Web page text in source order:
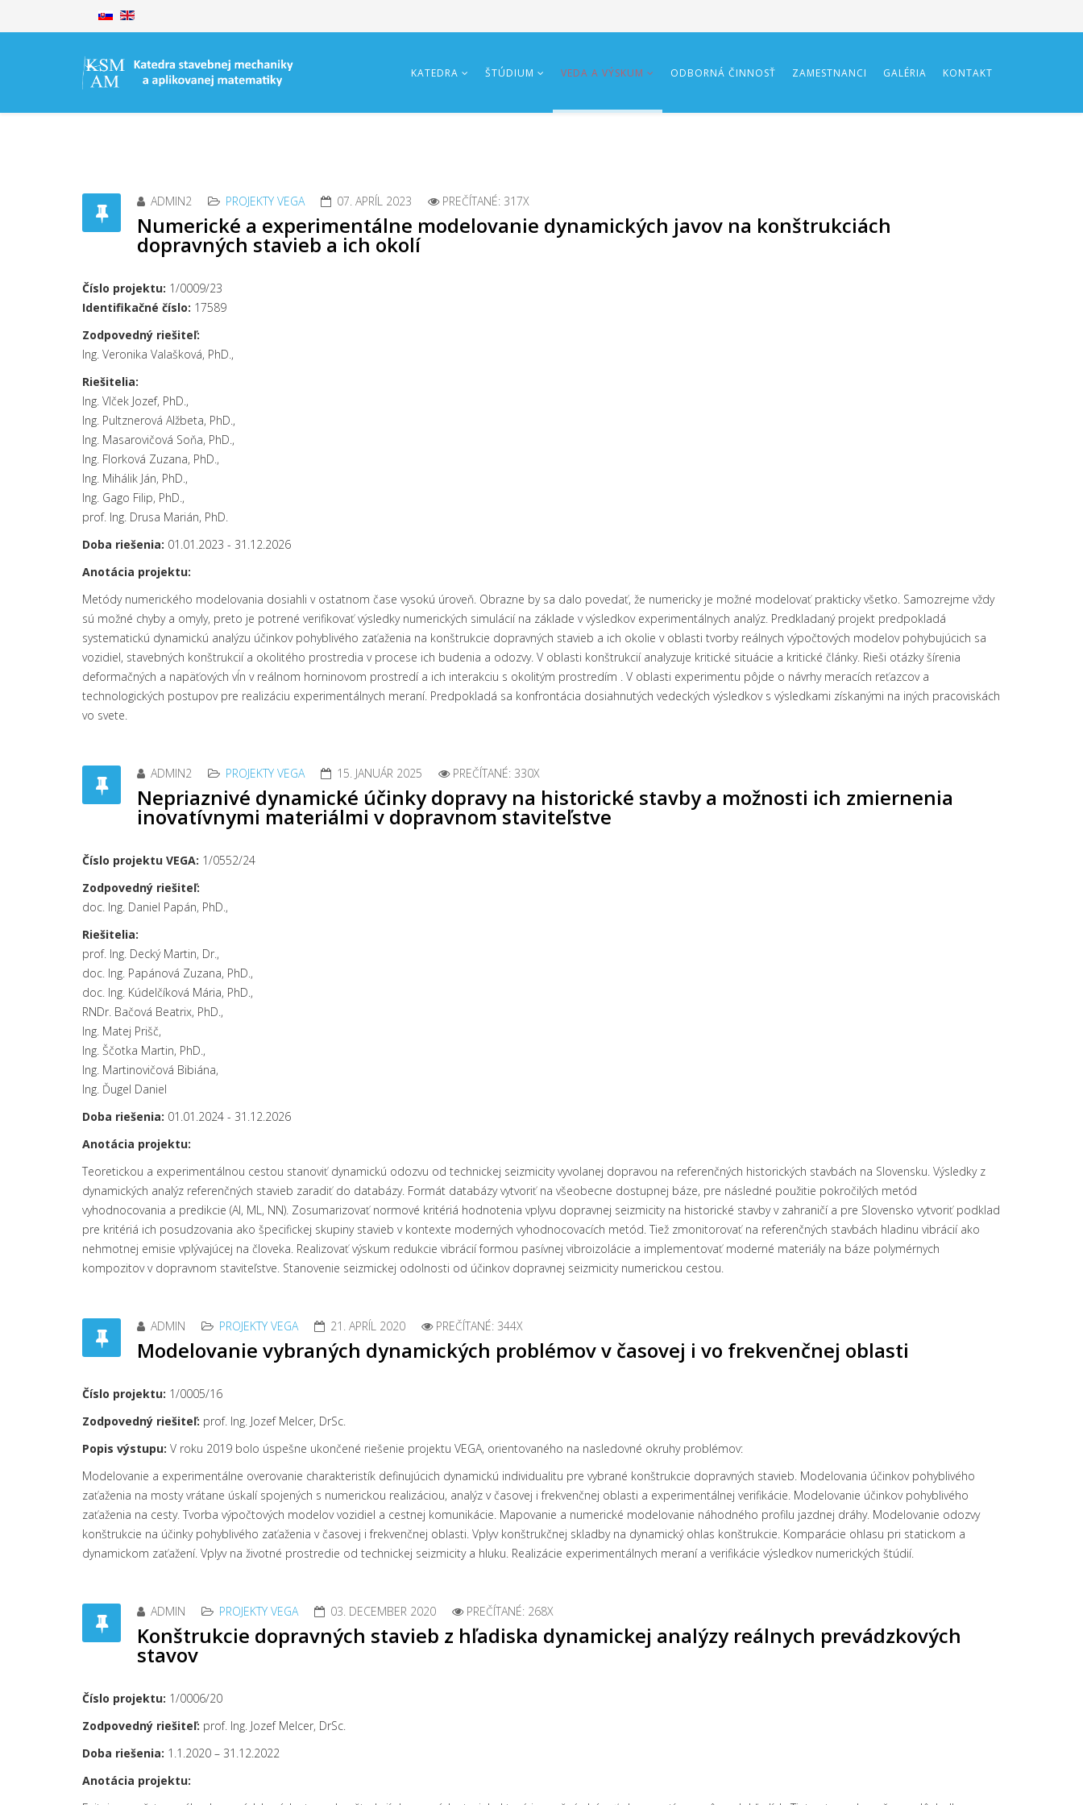
KATEDRA ŠTÚDIUM VEDA A VÝSKUM ODBORNÁ ČINNOSŤ ZAMESTNANCI GALÉRIA KONTAKT
ADMIN2 PROJEKTY VEGA 07. APRÍL 2023 PREČÍTANÉ: 317X
Numerické a experimentálne modelovanie dynamických javov na konštrukciách
dopravných stavieb a ich okolí
Číslo projektu: 1/0009/23
Identifikačné číslo: 17589
Zodpovedný riešiteľ:
Ing. Veronika Valašková, PhD.,
Riešitelia:
Ing. Vlček Jozef, PhD.,
Ing. Pultznerová Alžbeta, PhD.,
Ing. Masarovičová Soňa, PhD.,
Ing. Florková Zuzana, PhD.,
Ing. Mihálik Ján, PhD.,
Ing. Gago Filip, PhD.,
prof. Ing. Drusa Marián, PhD.
Doba riešenia: 01.01.2023 - 31.12.2026
Anotácia projektu:
Metódy numerického modelovania dosiahli v ostatnom čase vysokú úroveň. Obrazne by sa dalo povedať, že numericky je možné modelovať prakticky všetko. Samozrejme vždy
sú možné chyby a omyly, preto je potrené verifikovať výsledky numerických simulácií na základe v výsledkov experimentálnych analýz. Predkladaný projekt predpokladá
systematickú dynamickú analýzu účinkov pohyblivého zaťaženia na konštrukcie dopravných stavieb a ich okolie v oblasti tvorby reálnych výpočtových modelov pohybujúcich sa
vozidiel, stavebných konštrukcií a okolitého prostredia v procese ich budenia a odozvy. V oblasti konštrukcií analyzuje kritické situácie a kritické články. Rieši otázky šírenia
deformačných a napäťových vĺn v reálnom horninovom prostredí a ich interakciu s okolitým prostredím . V oblasti experimentu pôjde o návrhy meracích reťazcov a
technologických postupov pre realizáciu experimentálnych meraní. Predpokladá sa konfrontácia dosiahnutých vedeckých výsledkov s výsledkami získanými na iných pracoviskách
vo svete.
ADMIN2 PROJEKTY VEGA 15. JANUÁR 2025 PREČÍTANÉ: 330X
Nepriaznivé dynamické účinky dopravy na historické stavby a možnosti ich zmiernenia
inovatívnymi materiálmi v dopravnom staviteľstve
Číslo projektu VEGA: 1/0552/24
Zodpovedný riešiteľ:
doc. Ing. Daniel Papán, PhD.,
Riešitelia:
prof. Ing. Decký Martin, Dr.,
doc. Ing. Papánová Zuzana, PhD.,
doc. Ing. Kúdelčíková Mária, PhD.,
RNDr. Bačová Beatrix, PhD.,
Ing. Matej Prišč,
Ing. Ščotka Martin, PhD.,
Ing. Martinovičová Bibiána,
Ing. Ďugel Daniel
Doba riešenia: 01.01.2024 - 31.12.2026
Anotácia projektu:
Teoretickou a experimentálnou cestou stanoviť dynamickú odozvu od technickej seizmicity vyvolanej dopravou na referenčných historických stavbách na Slovensku. Výsledky z
dynamických analýz referenčných stavieb zaradiť do databázy. Formát databázy vytvoriť na všeobecne dostupnej báze, pre následné použitie pokročilých metód
vyhodnocovania a predikcie (AI, ML, NN). Zosumarizovať normové kritériá hodnotenia vplyvu dopravnej seizmicity na historické stavby v zahraničí a pre Slovensko vytvoriť podklad
pre kritériá ich posudzovania ako špecifickej skupiny stavieb v kontexte moderných vyhodnocovacích metód. Tiež zmonitorovať na referenčných stavbách hladinu vibrácií ako
nehmotnej emisie vplývajúcej na človeka. Realizovať výskum redukcie vibrácií formou pasívnej vibroizolácie a implementovať moderné materiály na báze polymérnych
kompozitov v dopravnom staviteľstve. Stanovenie seizmickej odolnosti od účinkov dopravnej seizmicity numerickou cestou.
ADMIN PROJEKTY VEGA 21. APRÍL 2020 PREČÍTANÉ: 344X
Modelovanie vybraných dynamických problémov v časovej i vo frekvenčnej oblasti
Číslo projektu: 1/0005/16
Zodpovedný riešiteľ: prof. Ing. Jozef Melcer, DrSc.
Popis výstupu: V roku 2019 bolo úspešne ukončené riešenie projektu VEGA, orientovaného na nasledovné okruhy problémov:
Modelovanie a experimentálne overovanie charakteristík definujúcich dynamickú individualitu pre vybrané konštrukcie dopravných stavieb. Modelovania účinkov pohyblivého
zaťaženia na mosty vrátane úskalí spojených s numerickou realizáciou, analýz v časovej i frekvenčnej oblasti a experimentálnej verifikácie. Modelovanie účinkov pohyblivého
zaťaženia na cesty. Tvorba výpočtových modelov vozidiel a cestnej komunikácie. Mapovanie a numerické modelovanie náhodného profilu jazdnej dráhy. Modelovanie odozvy
konštrukcie na účinky pohyblivého zaťaženia v časovej i frekvenčnej oblasti. Vplyv konštrukčnej skladby na dynamický ohlas konštrukcie. Komparácie ohlasu pri statickom a
dynamickom zaťažení. Vplyv na životné prostredie od technickej seizmicity a hluku. Realizácie experimentálnych meraní a verifikácie výsledkov numerických štúdií.
ADMIN PROJEKTY VEGA 03. DECEMBER 2020 PREČÍTANÉ: 268X
Konštrukcie dopravných stavieb z hľadiska dynamickej analýzy reálnych prevádzkových
stavov
Číslo projektu: 1/0006/20
Zodpovedný riešiteľ: prof. Ing. Jozef Melcer, DrSc.
Doba riešenia: 1.1.2020 – 31.12.2022
Anotácia projektu: